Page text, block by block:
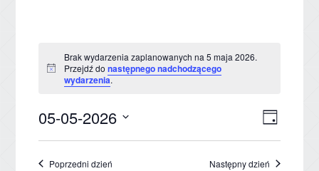
Powiadomienie
Brak wydarzenia zaplanowanych na 5 maja 2026.
Przejdź do następnego nadchodzącego
wydarzenia.
Dzień
05-05-2026
Poprzedni dzień Następny dzień